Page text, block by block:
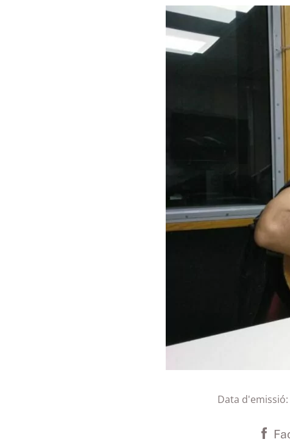
Data d'emissió: